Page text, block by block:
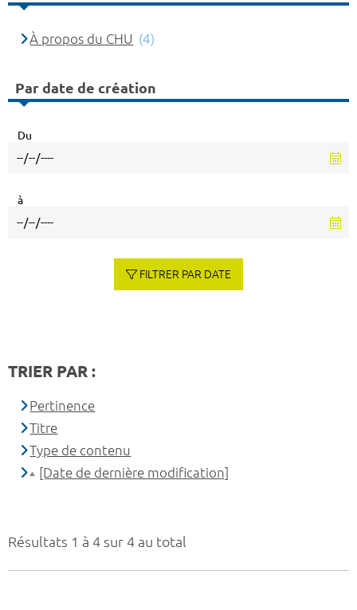
Résultats 1 à 4 sur 4 au total
À propos du CHU (4)
Par date de création
Du
à
FILTRER PAR DATE
TRIER PAR :
Pertinence
Titre
Type de contenu
[Date de dernière modification]